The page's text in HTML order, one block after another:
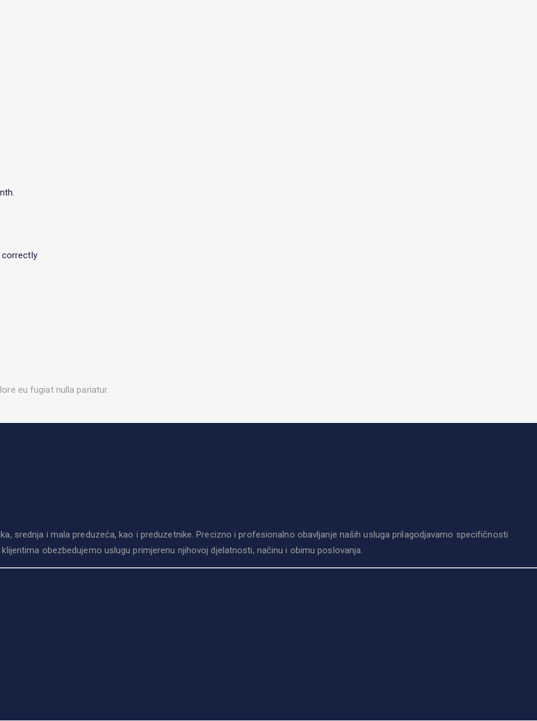
correctly
eu fugiat nulla pariatur.
srednja i mala preduzeća, kao i preduzetnike. Precizno i profesionalno obavljanje naših usluga prilagodjavamo specifičnosti
obezbedujemo uslugu primjerenu njihovoj djelatnosti, načinu i obimu poslovanja.